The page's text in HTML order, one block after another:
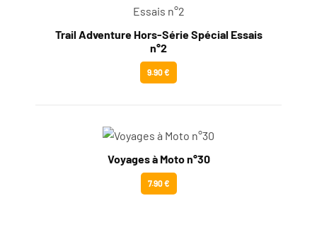
Trail Adventure Hors-Série Spécial Essais
n°2
9.90 €
Voyages à Moto n°30
7.90 €